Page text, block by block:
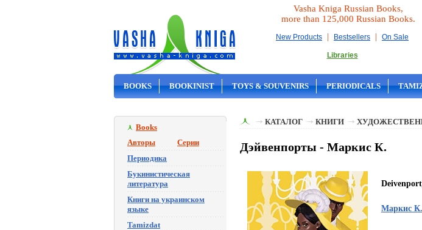
Vasha Kniga Russian Books,
more than 125,000 Russian Books.
New Products | Bestsellers | On Sale
Libraries
BOOKS BOOKINIST TOYS & SOUVENIRS PERIODICALS
Books
Авторы
Серии
Периодика
Букинистическая
литература
Книги на украинском
языке
Tamizdat
КАТАЛОГ КНИГИ
Дэйвенпорты - Маркис К.
Маркис К.